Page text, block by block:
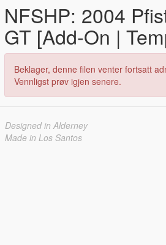
NFSHP: 2004
GT [Add-On |
Beklager, denne filen venter fortsatt
Vennligst prøv igjen senere.
Designed in Alderney
Made in Los Santos